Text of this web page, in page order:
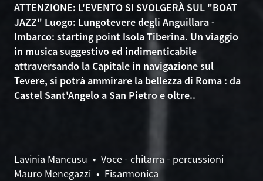
ATTENZIONE: L'EVENTO SI SVOLGERÀ SUL "BOAT
JAZZ" Luogo: Lungotevere degli Anguillara -
Imbarco: starting point Isola Tiberina. Un viaggio
in musica suggestivo ed indimenticabile
attraversando la Capitale in navigazione sul
Tevere, si potrà ammirare la bellezza di Roma : da
Castel Sant'Angelo a San Pietro e oltre..
Lavinia Mancusu • Voce - chitarra - percussioni
Mauro Menegazzi • Fisarmonica